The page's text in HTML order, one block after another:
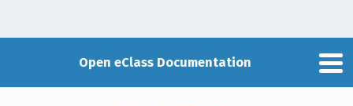
Open eClass Documentation